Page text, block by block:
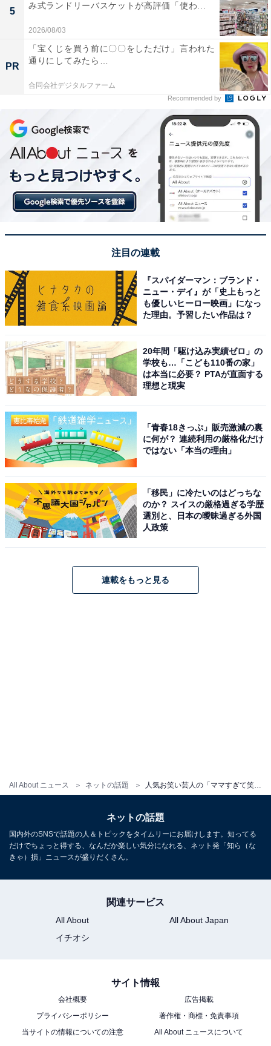
All About ニュース ネットの話題
5
み式ランドリーバスケットが高評価「使わ...
2026/08/03
PR
「宝くじを買う前に〇〇をしただけ」言われた
通りにしてみたら…
合同会社デジタルファーム
Recommended by
注目の連載
『スパイダーマン：ブランド・
ニュー・デイ』が「史上もっと
も優しいヒーロー映画」になっ
た理由。予習したい作品は？
20年間「駆け込み実績ゼロ」の
学校も…「こども110番の家」
は本当に必要？ PTAが直面する
理想と現実
「青春18きっぷ」販売激減の裏
に何が？ 連続利用の厳格化だけ
ではない「本当の理由」
「移民」に冷たいのはどっちな
のか？ スイスの厳格過ぎる学歴
選別と、日本の曖昧過ぎる外国
人政策
連載をもっと見る
ネットの話題
国内外のSNSで話題の人＆トピックをタイムリーにお届けします。知ってる
だけでちょっと得する、なんだか楽しい気分になれる、ネット発「知ら（な
きゃ）損」ニュースが盛りだくさん。
関連サービス
All About
All About Japan
イチオシ
サイト情報
会社概要
広告掲載
プライバシーポリシー
著作権・商標・免責事項
当サイトの情報についての注意
All About ニュースについて